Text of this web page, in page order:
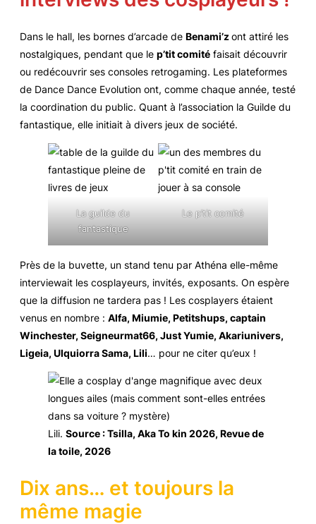
Dans le hall, les bornes d’arcade de Benami’zont attiré les
nostalgiques, pendant que le p’tit comité faisait découvrir
ou redécouvrir ses consoles retrogaming. Les plateformes
de Dance Dance Evolution ont, comme chaque année, testé
la coordination du public. Quant à l’association la Guilde du
fantastique, elle initiait à divers jeux de société.
La guilde du
fantastique
Le p’tit comité
Près de la buvette, un stand tenu par Athéna elle-même
interviewait les cosplayeurs, invités, exposants. On espère
que la diffusion ne tardera pas ! Les cosplayers étaient
venus en nombre : Alfa, Miumie, Petitshups, captain
Winchester, Seigneurmat66, Just Yumie, Akariunivers,
Ligeia, Ulquiorra Sama, Lili… pour ne citer qu’eux !
Lili. Source : Tsilla, Aka To kin 2026, Revue de
la toile, 2026
Dix ans… et toujours la
même magie